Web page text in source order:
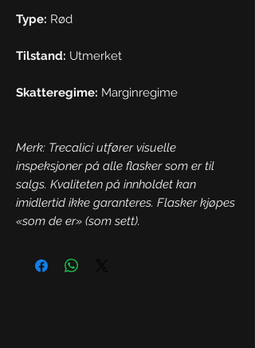
Type: Rød
Tilstand: Utmerket
Skatteregime: Marginregime
Merk: Trecalici utfører visuelle
inspeksjoner på alle flasker som er til
salgs. Kvaliteten på innholdet kan
imidlertid ikke garanteres. Flasker kjøpes
«som de er» (som sett).